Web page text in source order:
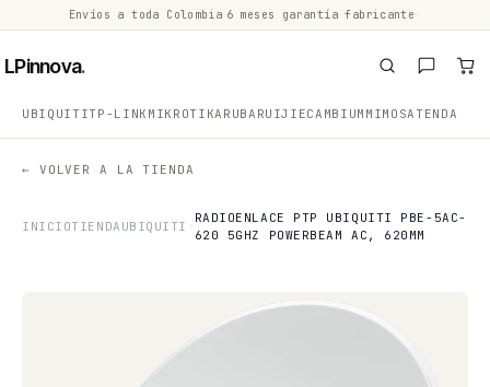
Envíos a toda Colombia 6 meses garantía fabricante
LPinnova.
UBIQUITITP-LINK MIKROTIKARUBA RUIJIECAMBIUM MIMOSATENDA
← VOLVER A LA TIENDA
INICIOTIENDA UBIQUITI
RADIOENLACE PTP UBIQUITI PBE-5AC-
620 5GHZ POWERBEAM AC, 620MM